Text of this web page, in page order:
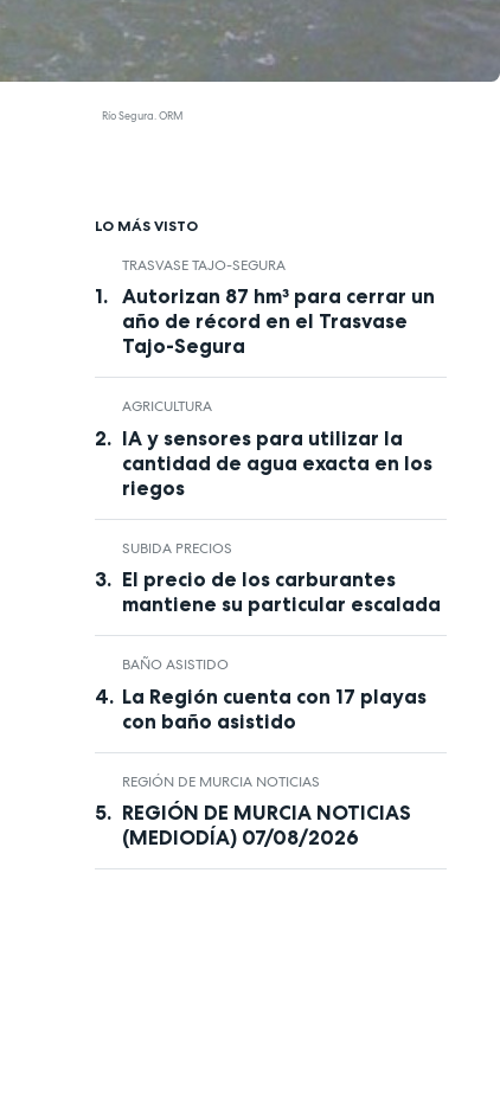
Río Segura. ORM
LO MÁS VISTO
TRASVASE TAJO-SEGURA
Autorizan 87 hm³ para cerrar un
año de récord en el Trasvase
Tajo-Segura
AGRICULTURA
IA y sensores para utilizar la
cantidad de agua exacta en los
riegos
SUBIDA PRECIOS
El precio de los carburantes
mantiene su particular escalada
BAÑO ASISTIDO
La Región cuenta con 17 playas
con baño asistido
REGIÓN DE MURCIA NOTICIAS
REGIÓN DE MURCIA NOTICIAS
(MEDIODÍA) 07/08/2026